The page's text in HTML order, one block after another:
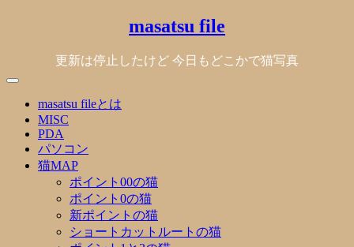
masatsu file
更新は停止したけど 今日もどこかで猫写真
masatsu fileとは
MISC
PDA
パソコン
猫MAP
ポイント00の猫
ポイント0の猫
新ポイントの猫
ショートカットルートの猫